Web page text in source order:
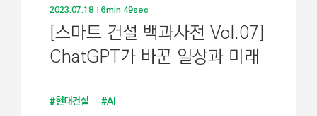
2023.07.18 6min 49sec
[스마트 건설 백과사전 Vol.07]
ChatGPT가 바꾼 일상과 미래
#현대건설 #AI